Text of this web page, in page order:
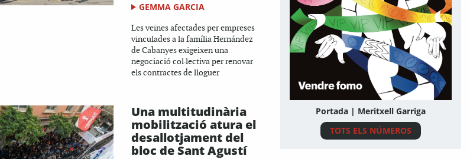
GEMMA GARCIA
Les veïnes afectades per empreses
vinculades a la família Hernández
de Cabanyes exigeixen una
negociació col·lectiva per renovar
els contractes de lloguer
Una multitudinària
mobilització atura el
desallotjament del
bloc de Sant Agustí
Portada | Meritxell Garriga
TOTS ELS NÚMEROS